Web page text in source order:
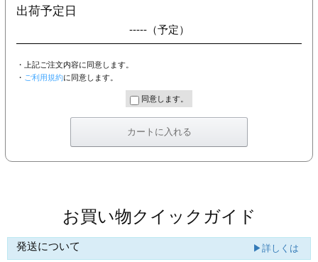
出荷予定日
-----（予定）
・上記ご注文内容に同意します。
・ ご利用規約に同意します。
同意します。
お買い物クイックガイド
発送について ▶詳しくは